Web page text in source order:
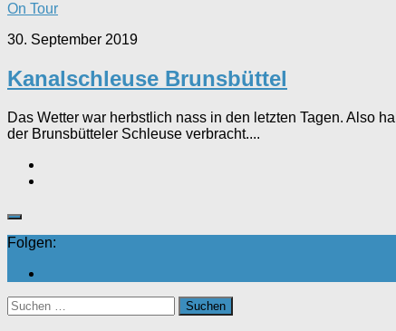
On Tour
30. September 2019
Kanalschleuse Brunsbüttel
Das Wetter war herbstlich nass in den letzten Tagen. Also
der Brunsbütteler Schleuse verbracht....
Folgen:
Suchen
nach: